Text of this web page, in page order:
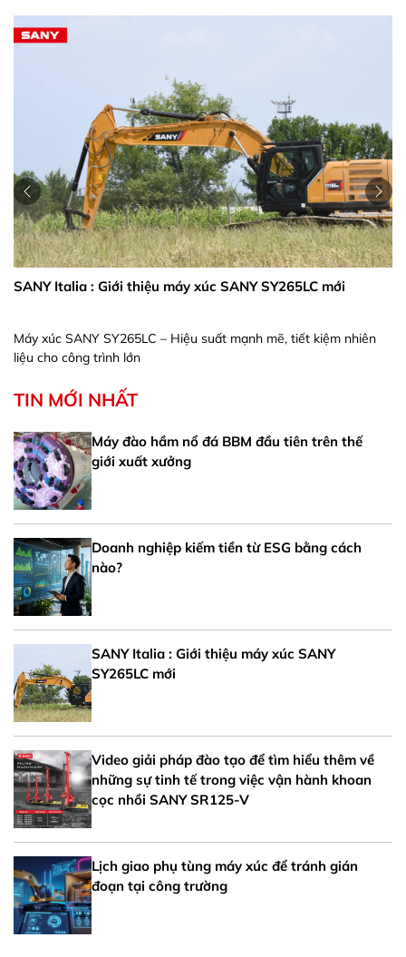
SANY Italia : Giới thiệu máy xúc SANY SY265LC mới
Máy xúc SANY SY265LC – Hiệu suất mạnh mẽ, tiết kiệm nhiên
liệu cho công trình lớn
TIN MỚI NHẤT
Máy đào hầm nổ đá BBM đầu tiên trên thế
giới xuất xưởng
Doanh nghiệp kiếm tiền từ ESG bằng cách
nào?
SANY Italia : Giới thiệu máy xúc SANY
SY265LC mới
Video giải pháp đào tạo để tìm hiểu thêm về
những sự tinh tế trong việc vận hành khoan
cọc nhồi SANY SR125-V
Lịch giao phụ tùng máy xúc để tránh gián
đoạn tại công trường